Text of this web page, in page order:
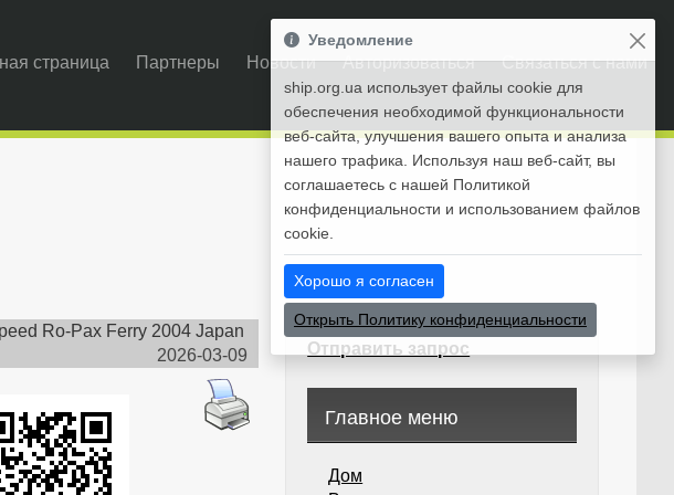
страница Партнеры Новости Авторизоваться Связаться с нами
Ro-Pax Ferry 2004 Japan
2026-03-09 Отправить запрос
Главное меню
Дом
Уведомление
ship.org.ua использует файлы cookie для
обеспечения необходимой функциональности
веб-сайта, улучшения вашего опыта и анализа
нашего трафика. Используя наш веб-сайт, вы
соглашаетесь с нашей Политикой
конфиденциальности и использованием файлов
cookie.
Хорошо я согласен
Открыть Политику конфиденциальности